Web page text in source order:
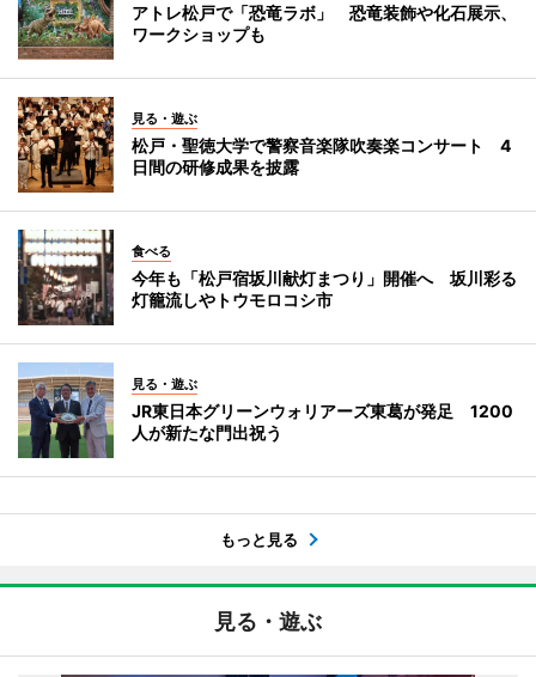
アトレ松戸で「恐竜ラボ」 恐竜装飾や化石展示、
ワークショップも
見る・遊ぶ
松戸・聖徳大学で警察音楽隊吹奏楽コンサート 4
日間の研修成果を披露
食べる
今年も「松戸宿坂川献灯まつり」開催へ 坂川彩る
灯籠流しやトウモロコシ市
見る・遊ぶ
JR東日本グリーンウォリアーズ東葛が発足 1200
人が新たな門出祝う
もっと見る
見る・遊ぶ